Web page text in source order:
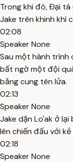
Trong khi đó, Đại
Jake trên khinh khí
02:08
Speaker None
Sau một hành
bất ngờ một đội
bằng cung tên lửa.
02:13
Speaker None
Jake dặn Lo'ak ở
lên chiến đấu với
02:18
Speaker None